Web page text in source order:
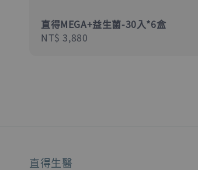
直得MEGA+益生菌-30入*6盒
Regular
NT$ 3,880
直得生醫